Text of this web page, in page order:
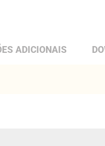
ADICIONAIS